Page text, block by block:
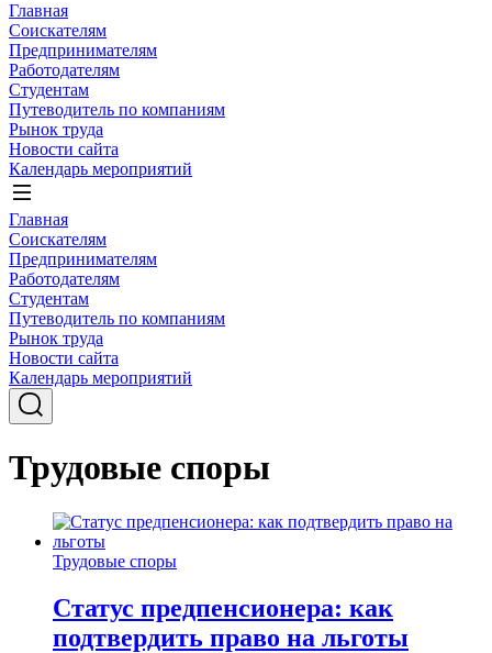
Главная
Соискателям
Предпринимателям
Работодателям
Студентам
Путеводитель по компаниям
Рынок труда
Новости сайта
Календарь мероприятий
Главная
Соискателям
Предпринимателям
Работодателям
Студентам
Путеводитель по компаниям
Рынок труда
Новости сайта
Календарь мероприятий
Трудовые споры
Трудовые споры
Статус предпенсионера: как
подтвердить право на льготы